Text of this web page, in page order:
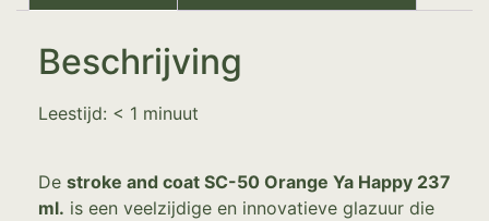
Beschrijving
Leestijd: < 1 minuut
De stroke and coat SC-50 Orange Ya Happy 237
ml. is een veelzijdige en innovatieve glazuur die